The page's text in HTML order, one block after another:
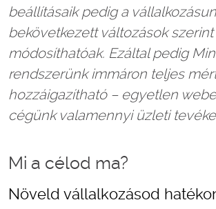
beállításaik pedig a
bekövetkezett változások szerint
módosíthatóak. Ezáltal pedig
rendszerünk immáron teljes
hozzáigazítható – egyetlen
cégünk valamennyi üzleti
Mi a célod ma?
Növeld vállalkozásod